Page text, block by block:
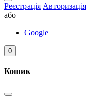
Реєстрація Авторизація
або
Google
0
Кошик